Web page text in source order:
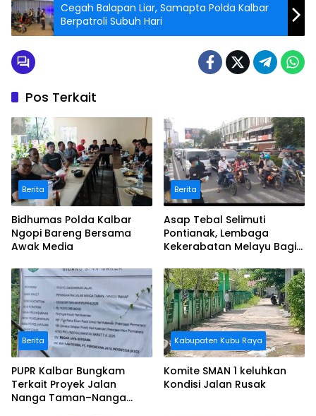
Cegah Balapan Liar, Samapta Polda Kalbar
Berpatroli Subuh Hari
Pos Terkait
Berita
Bidhumas Polda Kalbar
Ngopi Bareng Bersama
Awak Media
Berita
Asap Tebal Selimuti
Pontianak, Lembaga
Kekerabatan Melayu Bagi
Berita
PUPR Kalbar Bungkam
Terkait Proyek Jalan
Nanga Taman–Nanga
Kabupaten Kubu Raya
Komite SMAN 1 keluhkan
Kondisi Jalan Rusak